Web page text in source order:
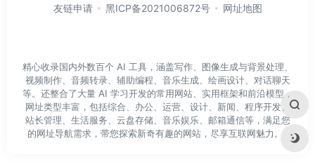
友链申请 黑ICP备2021006872号 网址地图
精心收录国内外数百个 AI 工具，涵盖写作、图像生成与背景处理、
视频制作、音频转录、辅助编程、音乐生成、绘画设计、对话聊天
等。还整合了大量 AI 学习开发的常用网站、实用框架和前沿模型，
网址类型丰富，包括综合、办公、运营、设计、新闻、程序开发、
站长管理、生活服务、云盘存储、音乐娱乐、邮箱通信等，满足您
的网址导航需求，带您探索新奇有趣的网站，尽享互联网魅力。